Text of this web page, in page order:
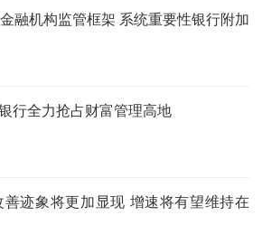
融机构监管框架 系统重要性银行附加
行全力抢占财富管理高地
迹象将更加显现 增速将有望维持在